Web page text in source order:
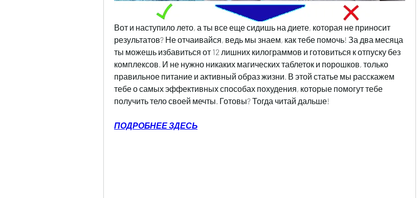
Вот и наступило лето, а ты все еще сидишь на диете, которая не приносит
результатов? Не отчаивайся, ведь мы знаем, как тебе помочь! За два месяца
ты можешь избавиться от 12 лишних килограммов и готовиться к отпуску без
комплексов. И не нужно никаких магических таблеток и порошков, только
правильное питание и активный образ жизни. В этой статье мы расскажем
тебе о самых эффективных способах похудения, которые помогут тебе
получить тело своей мечты. Готовы? Тогда читай дальше!
ПОДРОБНЕЕ ЗДЕСЬ